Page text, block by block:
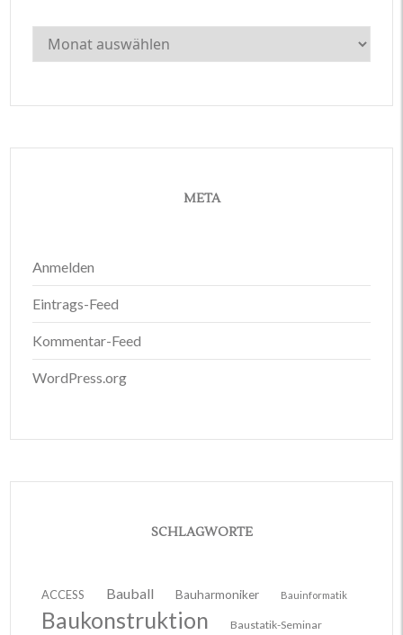
Archiv
META
Anmelden
Eintrags-Feed
Kommentar-Feed
WordPress.org
SCHLAGWORTE
ACCESS Bauball Bauharmoniker Bauinformatik
Baukonstruktion Baustatik-Seminar